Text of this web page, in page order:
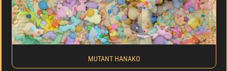
MUTANT HANAKO